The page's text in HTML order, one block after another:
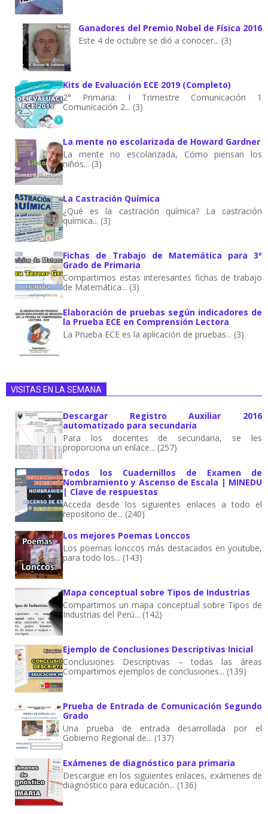
Ganadores del Premio Nobel de Física 2016
Este 4 de octubre se dió a conocer... (3)
Kits de Evaluación ECE 2019 (Completo)
2° Primaria: I Trimestre Comunicación 1
Comunicación 2... (3)
La mente no escolarizada de Howard Gardner
La mente no escolarizada, Cómo piensan los
niños... (3)
La Castración Química
¿Qué es la castración química? La castración
química... (3)
Fichas de Trabajo de Matemática para 3º
Grado de Primaria
Compartimos estas interesantes fichas de trabajo
de Matemática... (3)
Elaboración de pruebas según indicadores de
la Prueba ECE en Comprensión Lectora
La Prueba ECE es la aplicación de pruebas... (3)
VISITAS EN LA SEMANA
Descargar Registro Auxiliar 2016
automatizado para secundaria
Para los docentes de secundaria, se les
proporciona un enlace... (257)
Todos los Cuadernillos de Examen de
Nombramiento y Ascenso de Escala | MINEDU
| Clave de respuestas
Acceda desde los siguientes enlaces a todo el
repositorio de... (240)
Los mejores Poemas Lonccos
Los poemas lonccos más destacados en youtube,
para todo los... (143)
Mapa conceptual sobre Tipos de Industrias
Compartimos un mapa conceptual sobre Tipos de
Industrias del Perú... (142)
Ejemplo de Conclusiones Descriptivas Inicial
Conclusiones Descriptivas – todas las áreas
Compartimos ejemplos de conclusiones... (139)
Prueba de Entrada de Comunicación Segundo
Grado
Una prueba de entrada desarrollada por el
Gobierno Regional de... (137)
Exámenes de diagnóstico para primaria
Descargue en los siguientes enlaces, exámenes de
diagnóstico para educación... (136)